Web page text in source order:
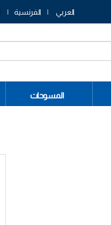
العربي الفرنسية
المسوحات